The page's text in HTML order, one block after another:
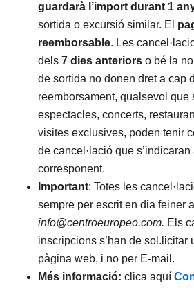
guardarà l’import durant 1
sortida o excursió similar. El
reemborsable. Les
dels 7 dies anteriors o bé la
de sortida no donen dret a cap
reemborsament, qualsevol que
espectacles, concerts,
visites exclusives, poden tenir
de cancel·lació que
corresponent.
Important: Totes les
sempre per escrit en dia feiner
info@centroeuropeo.com. Els
inscripcions s’han de sol.licitar
pàgina web, i no per E-mail.
Més informació: clica aquí